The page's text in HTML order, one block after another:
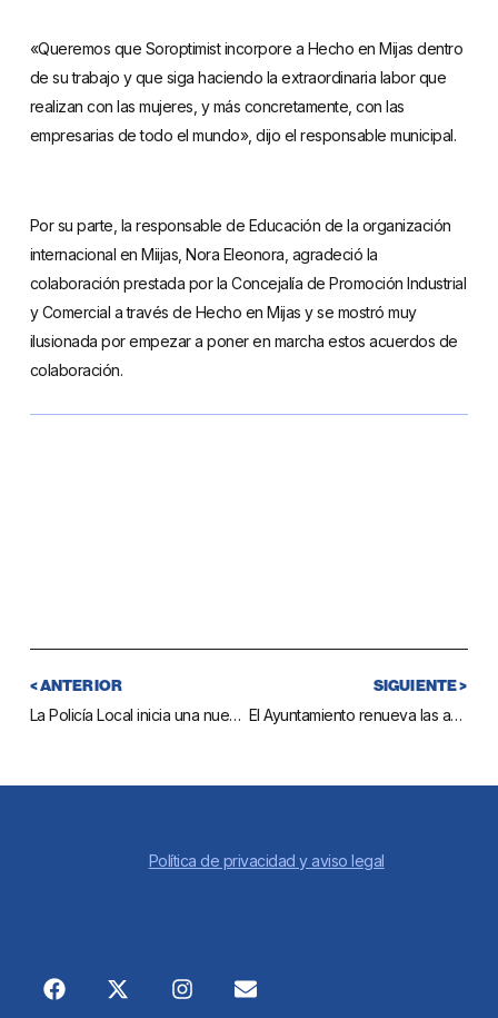
«Queremos que Soroptimist incorpore a Hecho en Mijas dentro
de su trabajo y que siga haciendo la extraordinaria labor que
realizan con las mujeres, y más concretamente, con las
empresarias de todo el mundo», dijo el responsable municipal.
Por su parte, la responsable de Educación de la organización
internacional en Miijas, Nora Eleonora, agradeció la
colaboración prestada por la Concejalía de Promoción Industrial
y Comercial a través de Hecho en Mijas y se mostró muy
ilusionada por empezar a poner en marcha estos acuerdos de
colaboración.
< ANTERIOR
La Policía Local inicia una nueva campaña de control en la vía pública para que los dueños de los perros recojan las deposiciones de sus mascotas
SIGUIENTE >
El Ayuntamiento renueva las aceras del entorno del colegio San Francisco de Asís para mejorar la seguridad de vecinos y escolares
Política de privacidad y aviso legal